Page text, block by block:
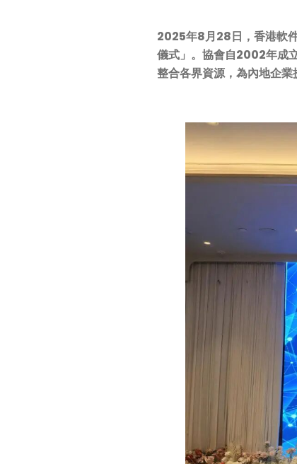
2025年8月28日，香港軟
儀式」 。協會自2002年成
整合各界資源，為內地企